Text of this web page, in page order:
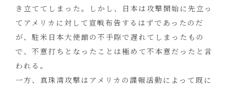
き立ててしまった。しかし、日本は攻撃開始に先立っ
てアメリカに対して宣戦布告するはずであったのだ
が、駐米日本大使館の不手際で遅れてしまったもの
で、不意打ちとなったことは極めて不本意だったと言
われる。
一方、真珠湾攻撃はアメリカの諜報活動によって既に